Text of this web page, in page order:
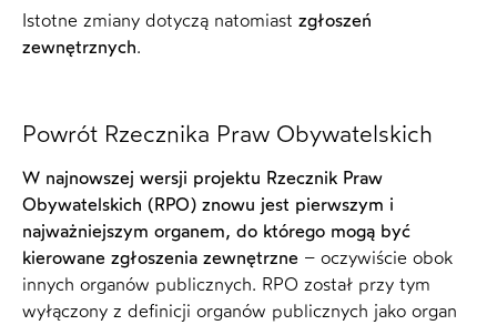
Istotne zmiany dotyczą natomiast zgłoszeń
zewnętrznych.
Powrót Rzecznika Praw Obywatelskich
W najnowszej wersji projektu Rzecznik Praw
Obywatelskich (RPO) znowu jest pierwszym i
najważniejszym organem, do którego mogą być
kierowane zgłoszenia zewnętrzne – oczywiście obok
innych organów publicznych. RPO został przy tym
wyłączony z definicji organów publicznych jako organ